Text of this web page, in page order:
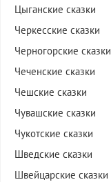
Цыганские сказки
Черкесские сказки
Черногорские сказки
Чеченские сказки
Чешские сказки
Чувашские сказки
Чукотские сказки
Шведские сказки
Швейцарские сказки